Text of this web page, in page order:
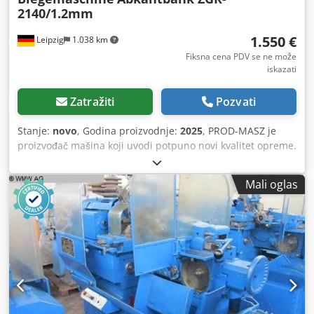
Leipzig 1.038 km
2140/1.2mm
1.550 €
Fiksna cena PDV se ne može
iskazati
Zatražiti Pozvati
Stanje: novo, Godina proizvodnje: 2025, PROD-MASZ je
proizvođač mašina koji uvodi potpuno novi kvalitet opreme.
Mi smo lično odgovorni za svaku fazu proizvodnje
ponuđenih proizvoda, što garantuje najviše standarde i
kvalitet izrade. Naše dugogodišnje iskustvo omogućava
nam da razvijemo izdržljive, pouzdane i jednostavne
uređaje. Posebnu pažnju posvećujemo funkcionalnosti,
udobnosti i ergonomiji rada korisnika, zahvaljujući čemu
smo lideri na domaćem i inostranom tržištu. Svako ko nas
poznaje zna da smo pouzdana kompanija :) MAŠINA ZA
SAVIJANJE 2,14 M / 1,2 mm Tehničke specifikacije: -
Maksimalna radna širina: 2140 mm - Kapacitet savijanja:
do 1,2 mm (čelični lim) - Ugao savijanja: maks. 145 stepeni
Mali oglas